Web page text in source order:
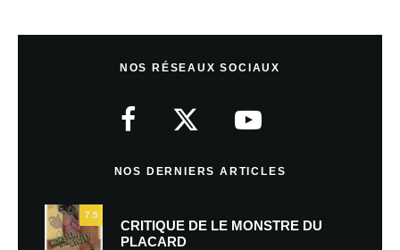
NOS RÉSEAUX SOCIAUX
NOS DERNIERS ARTICLES
7.5
CRITIQUE DE LE MONSTRE DU
PLACARD